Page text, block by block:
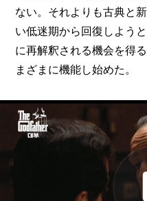
ない。それよりも古典と
い低迷期から回復しよう
に再解釈される機会を得
まざまに機能し始めた。